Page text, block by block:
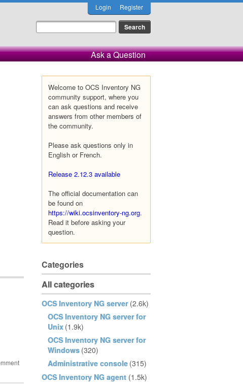
Login Register
Ask a Question
Welcome to OCS Inventory NG
community support, where you
can ask questions and receive
answers from other members of
the community.
Please ask questions only in
English or French.
Release 2.12.3 available
The official documentation can
be found on
https://wiki.ocsinventory-ng.org.
Read it before asking your
question.
Categories
All categories
OCS Inventory NG server (2.6k)
OCS Inventory NG server for
Unix (1.9k)
OCS Inventory NG server for
Windows (320)
Administrative console (315)
OCS Inventory NG agent (1.5k)